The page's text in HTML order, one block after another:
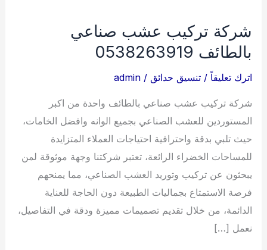
شركة تركيب عشب صناعي
بالطائف 0538263919
اترك تعليقاً /تنسيق حدائق /
admin
شركة تركيب عشب صناعي بالطائف واحدة من اكبر
المستوردين للعشب الصناعي بجميع الوانه وافضل الخامات،
حيث تلبي بدقة واحترافية احتياجات العملاء المتزايدة
للمساحات الخضراء الرائعة، تعتبر شركتنا وجهة موثوقة لمن
يبحثون عن تركيب وتوريد العشب الصناعي، مما يمنحهم
فرصة الاستمتاع بجماليات الطبيعة دون الحاجة للعناية
الدائمة، من خلال تقديم تصميمات مميزة ودقة في التفاصيل،
نعمل […]